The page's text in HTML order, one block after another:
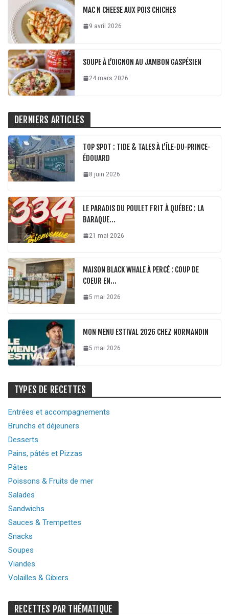
MAC N CHEESE AUX POIS CHICHES
9 avril 2026
SOUPE À L’OIGNON AU JAMBON GASPÉSIEN
24 mars 2026
DERNIERS ARTICLES
TOP SPOT : TIDE & TALES À L’ÎLE-DU-PRINCE-
ÉDOUARD
8 juin 2026
LE PARADIS DU POULET FRIT À QUÉBEC : LA
BARAQUE…
21 mai 2026
MAISON BLACK WHALE À PERCÉ : COUP DE
COEUR EN…
5 mai 2026
MON MENU ESTIVAL 2026 CHEZ NORMANDIN
5 mai 2026
TYPES DE RECETTES
Entrées et accompagnements
Brunchs et déjeuners
Desserts
Pains, pâtés et Pizzas
Pâtes
Poissons & Fruits de mer
Salades
Sandwichs
Sauces & Trempettes
Snacks
Soupes
Viandes
Volailles & Gibiers
RECETTES PAR THÉMATIQUE